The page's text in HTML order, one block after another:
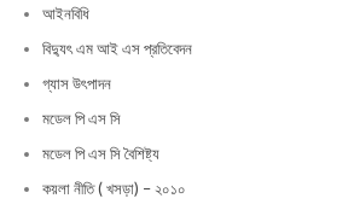
আইনবিধি
বিদ্যুৎ এম আই এস প্রতিবেদন
গ্যাস উৎপাদন
মডেল পি এস সি
মডেল পি এস সি বৈশিষ্ট্য
কয়লা নীতি ( খসড়া) – ২০১০